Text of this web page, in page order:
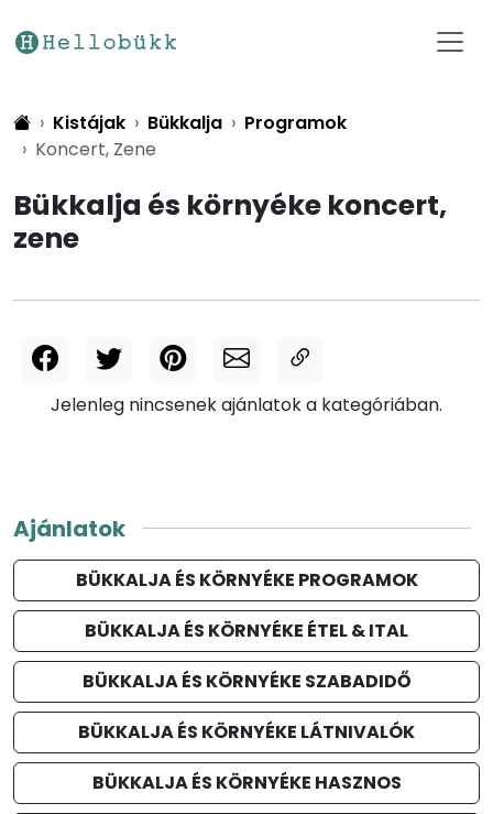
Kistájak Bükkalja
Programok
Koncert, Zene
Bükkalja és környéke koncert,
zene
Jelenleg nincsenek ajánlatok a kategóriában.
Ajánlatok
BÜKKALJA ÉS KÖRNYÉKE PROGRAMOK
BÜKKALJA ÉS KÖRNYÉKE ÉTEL & ITAL
BÜKKALJA ÉS KÖRNYÉKE SZABADIDŐ
BÜKKALJA ÉS KÖRNYÉKE LÁTNIVALÓK
BÜKKALJA ÉS KÖRNYÉKE HASZNOS